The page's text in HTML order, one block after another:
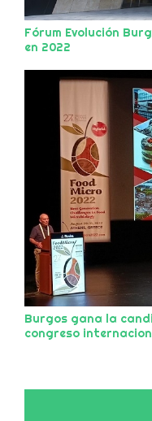
Fórum Evolución
en 2022
Burgos gana la
congreso